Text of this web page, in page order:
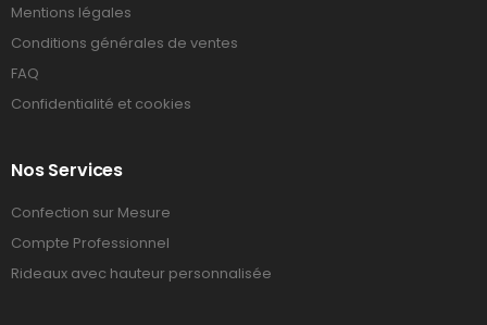
Mentions légales
Conditions générales de ventes
FAQ
Confidentialité et cookies
Nos Services
Confection sur Mesure
Compte Professionnel
Rideaux avec hauteur personnalisée